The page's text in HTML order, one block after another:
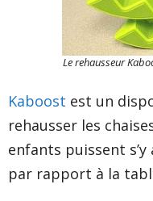
Le rehausseur
Kaboost est un
rehausser les
enfants puissent
par rapport à la